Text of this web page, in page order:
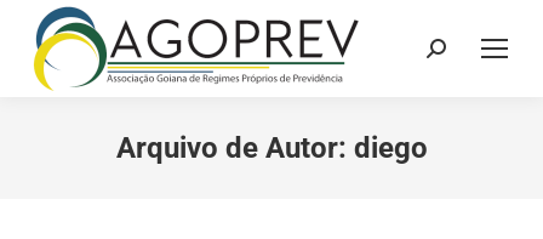
Search:
Arquivo de Autor: diego